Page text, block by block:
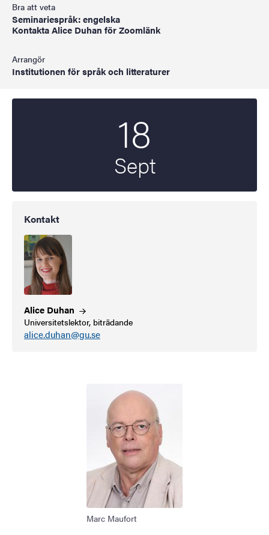
Bra att veta
Seminariespråk: engelska
Kontakta Alice Duhan för Zoomlänk
Arrangör
Institutionen för språk och litteraturer
18
Sept
Kontakt
Alice Duhan
Universitetslektor, biträdande
alice.duhan@gu.se
Marc Maufort